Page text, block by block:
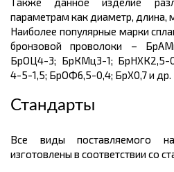
параметрам как диаметр, длина,
Наиболее популярные марки
бронзовой проволоки –
БрОЦ4-3; БрКМц3-1;
4-5-1,5; БрОФ6,5-0,4; БрХ0,7 и др.
Стандарты
Все виды поставляемого
изготовлены в соответствии со